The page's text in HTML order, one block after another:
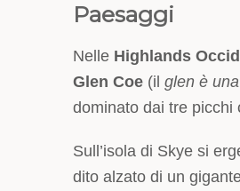
Paesaggi
Nelle Highlands
Glen Coe (il glen è una
dominato dai tre picchi
Sull’isola di Skye si
dito alzato di un